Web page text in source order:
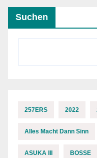
Suchen
257ERS 2022
Alles Macht Dann Sinn
ASUKA III BOSSE